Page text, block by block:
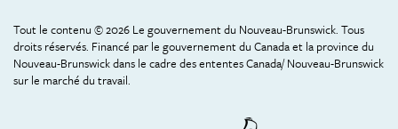
Couvreurs et poseurs de bardeaux
Tout le contenu © 2026 Le gouvernement du Nouveau-Brunswick. Tous
droits réservés. Financé par le gouvernement du Canada et la province du
Nouveau-Brunswick dans le cadre des ententes Canada/ Nouveau-Brunswick
sur le marché du travail.